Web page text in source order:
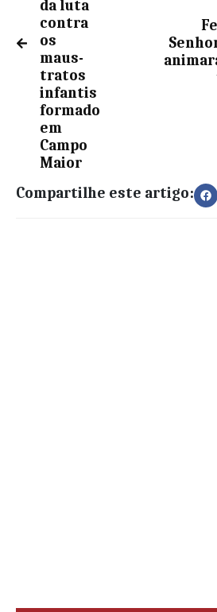
da luta
contra
os
maus-
tratos
infantis
formado
em
Campo
Maior
Compartilhe este artigo: